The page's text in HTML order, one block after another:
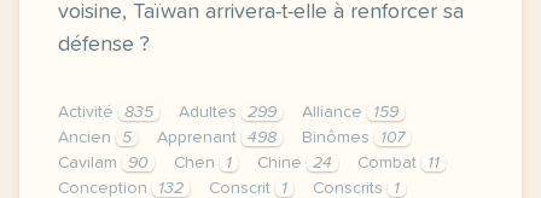
voisine, Taïwan arrivera-t-elle à renforcer sa
défense ?
Activité 835 Adultes 299 Alliance
159
Ancien
5 Apprenant 498 Binômes
107
Cavilam
90 Chen 1 Chine 24 Combat
11
Conception
132 Conscrit 1 Conscrits
1